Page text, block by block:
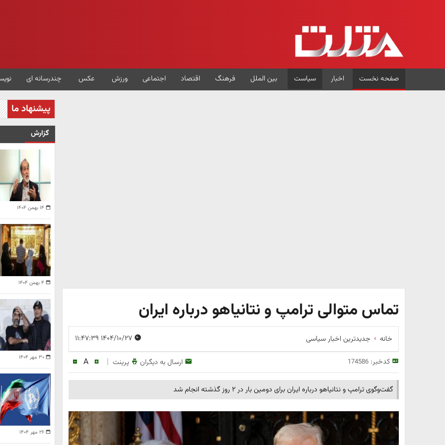
صفحه نخست اخبار سیاست بین الملل فرهنگ اقتصاد اجتماعی ورزش عکس چندرسانه ای
تماس متوالی ترامپ و نتانیاهو درباره ایران
خانه جدیدترین اخبار سیاسی
کدخبر:174586 ارسال به دیگران پرینت |
A
گفت‌وگوی ترامپ و نتانیاهو درباره ایران برای دومین بار در ۲ روز گذشته انجام شد
پیشنهاد ما
گزارش
۱۴ بهمن ۱۴۰۴
۴ بهمن ۱۴۰۴
۳۰ مهر ۱۴۰۴
۲۶ مهر ۱۴۰۴